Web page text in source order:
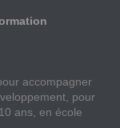
accompagner
pour
ans, en école